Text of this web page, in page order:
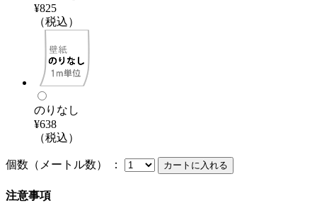
¥825
（税込）
のりなし
¥638
（税込）
個数（メートル数） ：
注意事項